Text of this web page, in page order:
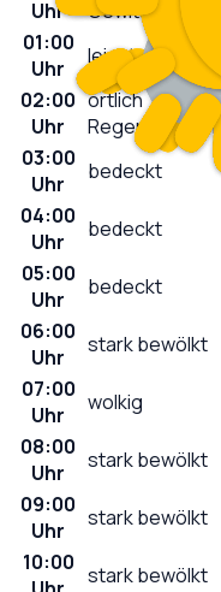
Uhr Gewitter
01:00
Uhr
leichter Regen
02:00
Uhr
örtlich
Regenschauer
03:00
Uhr
bedeckt
04:00
Uhr
bedeckt
05:00
Uhr
bedeckt
06:00
Uhr
stark bewölkt
07:00
Uhr
wolkig
08:00
Uhr
stark bewölkt
09:00
Uhr
stark bewölkt
10:00 stark bewölkt